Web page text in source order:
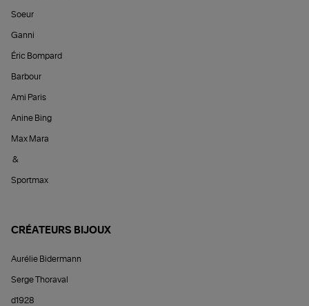
Soeur
Ganni
Éric Bompard
Barbour
Ami Paris
Anine Bing
Max Mara
&
Sportmax
CRÉATEURS BIJOUX
Aurélie Bidermann
Serge Thoraval
d1928